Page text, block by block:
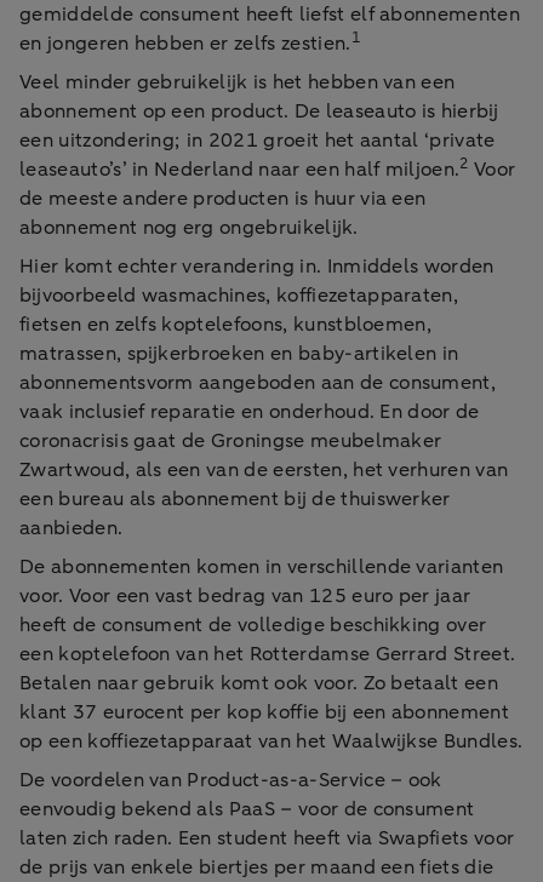
gemiddelde consument heeft liefst elf abonnementen
en jongeren hebben er zelfs zestien.1
Veel minder gebruikelijk is het hebben van een
abonnement op een product. De leaseauto is hierbij
een uitzondering; in 2021 groeit het aantal ‘private
leaseauto’s’ in Nederland naar een half miljoen.2 Voor
de meeste andere producten is huur via een
abonnement nog erg ongebruikelijk.
Hier komt echter verandering in. Inmiddels worden
bijvoorbeeld wasmachines, koffiezetapparaten,
fietsen en zelfs koptelefoons, kunstbloemen,
matrassen, spijkerbroeken en baby-artikelen in
abonnementsvorm aangeboden aan de consument,
vaak inclusief reparatie en onderhoud. En door de
coronacrisis gaat de Groningse meubelmaker
Zwartwoud, als een van de eersten, het verhuren van
een bureau als abonnement bij de thuiswerker
aanbieden.
De abonnementen komen in verschillende varianten
voor. Voor een vast bedrag van 125 euro per jaar
heeft de consument de volledige beschikking over
een koptelefoon van het Rotterdamse Gerrard Street.
Betalen naar gebruik komt ook voor. Zo betaalt een
klant 37 eurocent per kop koffie bij een abonnement
op een koffiezetapparaat van het Waalwijkse Bundles.
De voordelen van Product-as-a-Service – ook
eenvoudig bekend als PaaS – voor de consument
laten zich raden. Een student heeft via Swapfiets voor
de prijs van enkele biertjes per maand een fiets die